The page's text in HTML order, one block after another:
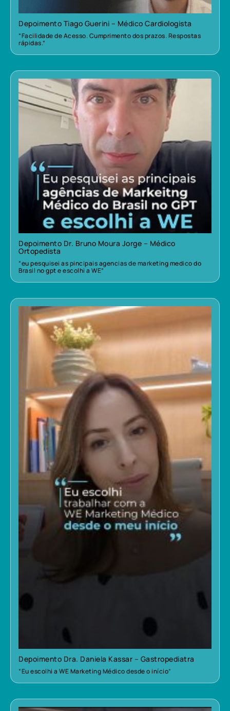
Depoimento Tiago Guerini – Médico Cardiologista
“Facilidade de Acesso. Cumprimento dos prazos. Respostas
rápidas.”
Depoimento Dr. Bruno Moura Jorge – Médico
Ortopedista
“eu pesquisei as pincipais agencias de marketing medico do
Brasil no gpt e escolhi a WE”
Depoimento Dra. Daniela Kassar – Gastropediatra
“Eu escolhi a WE Marketing Médico desde o início”